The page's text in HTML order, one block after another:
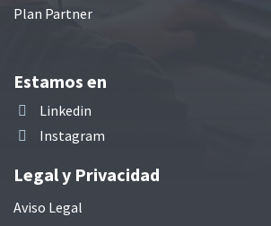
Plan Partner
Estamos en
Linkedin
Instagram
Legal y Privacidad
Aviso Legal